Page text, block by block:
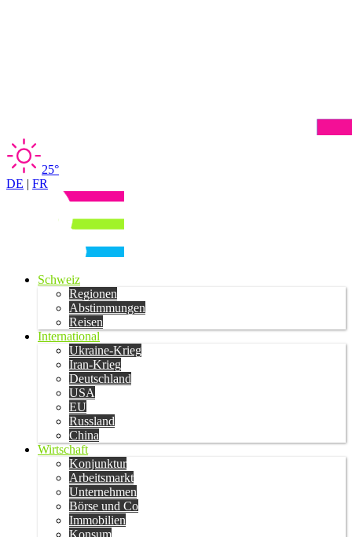
25°
DE | FR
Schweiz
Regionen
Abstimmungen
Reisen
International
Ukraine-Krieg
Iran-Krieg
Deutschland
USA
EU
Russland
China
Wirtschaft
Konjunktur
Arbeitsmarkt
Unternehmen
Börse und Co
Immobilien
Konsum